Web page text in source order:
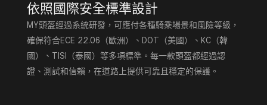
依照國際安全標準設計
MY頭盔經過系統研發，可應付各種騎乘場景和風險等級，
確保符合ECE 22.06（歐洲）、DOT（美國）、KC（韓
國）、TISI（泰國）等多項標準。每一款頭盔都經過認
證、測試和信賴，在道路上提供可靠且穩定的保護。